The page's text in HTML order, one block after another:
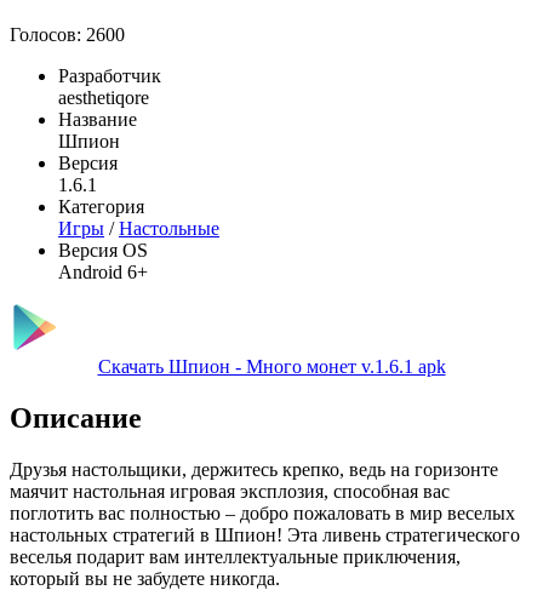
Голосов: 2600
Разработчик
aesthetiqore
Название
Шпион
Версия
1.6.1
Категория
Игры /Настольные
Версия OS
Android 6+
Скачать Шпион - Много монет v.1.6.1 apk
Описание
Друзья настольщики, держитесь крепко, ведь на горизонте
маячит настольная игровая эксплозия, способная вас
поглотить вас полностью – добро пожаловать в мир веселых
настольных стратегий в Шпион! Эта ливень стратегического
веселья подарит вам интеллектуальные приключения,
который вы не забудете никогда.